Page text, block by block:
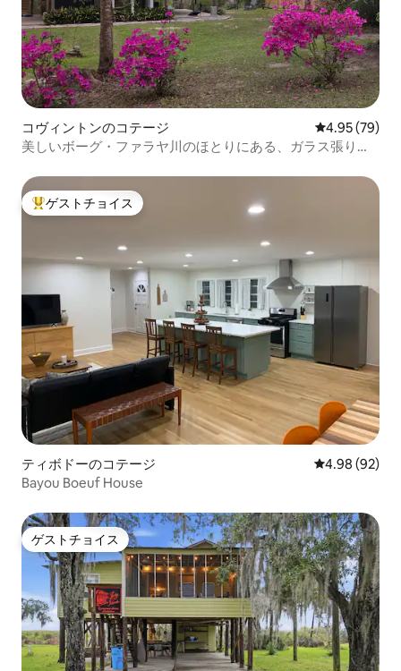
コヴィントンのコテージ レビュー79
4.95 (79)
美しいボーグ・ファラヤ川のほとりにある、ガラス張りの
大好評のゲストチョイスです。
ゲストチョイス
ティボドーのコテージ レビュー92
4.98 (92)
Bayou Boeuf House
ゲストチョイス
ゲストチョイス